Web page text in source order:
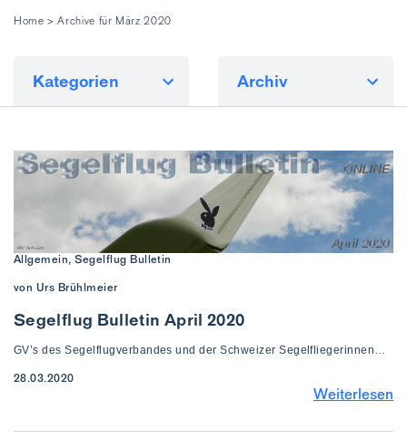
Home >Archive für März 2020
Kategorien Archiv
Allgemein, Segelflug Bulletin
von Urs Brühlmeier
Segelflug Bulletin April 2020
GV’s des Segelflugverbandes und der Schweizer Segelfliegerinnen…
28.03.2020
Weiterlesen